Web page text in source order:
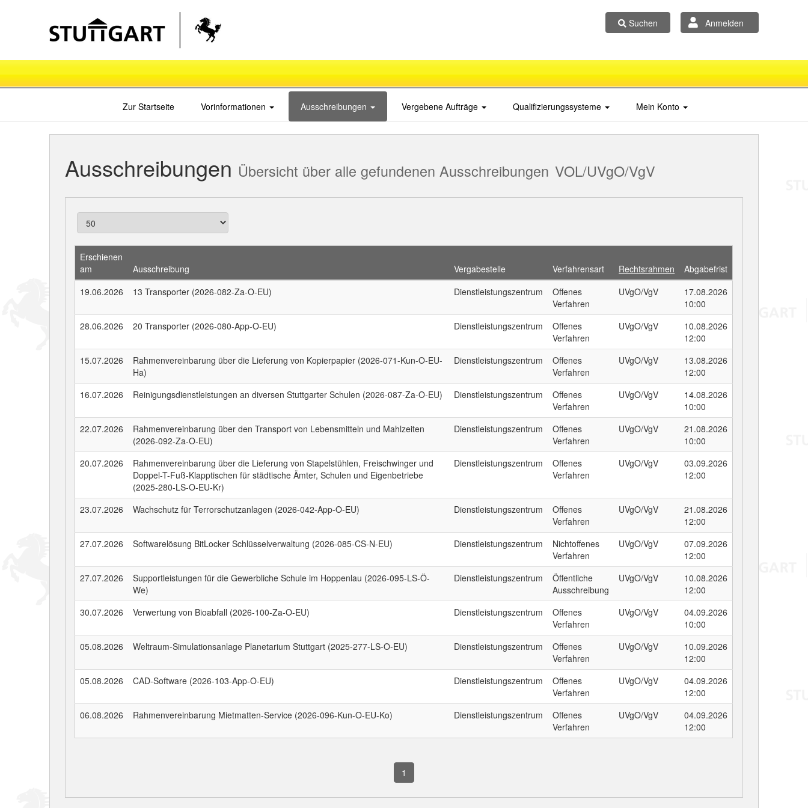
Suchen Anmelden
Zur Startseite Vorinformationen Ausschreibungen Vergebene Aufträge Qualifizierungssysteme Mein Konto
Ausschreibungen Übersicht über alle gefundenen Ausschreibungen VOL/UVgO/VgV
Erschienen
am
Ausschreibung Vergabestelle Verfahrensart Rechtsrahmen
Abgabefrist
19.06.2026
13 Transporter (2026-082-Za-O-EU) Dienstleistungszentrum
Offenes
Verfahren
UVgO/VgV
17.08.2026
10:00
28.06.2026
20 Transporter (2026-080-App-O-EU) Dienstleistungszentrum
Offenes
Verfahren
UVgO/VgV
10.08.2026
12:00
15.07.2026
Rahmenvereinbarung über die Lieferung von Kopierpapier (2026-071-Kun-O-EU-
Ha)
Dienstleistungszentrum
Offenes
Verfahren
UVgO/VgV
13.08.2026
12:00
16.07.2026
Reinigungsdienstleistungen an diversen Stuttgarter Schulen (2026-087-Za-O-EU) Dienstleistungszentrum
Offenes
Verfahren
UVgO/VgV
14.08.2026
10:00
22.07.2026
Rahmenvereinbarung über den Transport von Lebensmitteln und Mahlzeiten
(2026-092-Za-O-EU)
Dienstleistungszentrum
Offenes
Verfahren
UVgO/VgV
21.08.2026
10:00
20.07.2026
Rahmenvereinbarung über die Lieferung von Stapelstühlen, Freischwinger und
Doppel-T-Fuß-Klapptischen für städtische Ämter, Schulen und Eigenbetriebe
(2025-280-LS-O-EU-Kr)
Dienstleistungszentrum
Offenes
Verfahren
UVgO/VgV
03.09.2026
12:00
23.07.2026 Wachschutz für Terrorschutzanlagen (2026-042-App-O-EU) Dienstleistungszentrum
Offenes
Verfahren
UVgO/VgV
21.08.2026
12:00
27.07.2026
Softwarelösung BitLocker Schlüsselverwaltung (2026-085-CS-N-EU) Dienstleistungszentrum
Nichtoffenes
Verfahren
UVgO/VgV
07.09.2026
12:00
27.07.2026
Supportleistungen für die Gewerbliche Schule im Hoppenlau (2026-095-LS-Ö-
We)
Dienstleistungszentrum
Öffentliche
Ausschreibung
UVgO/VgV
10.08.2026
12:00
30.07.2026
Verwertung von Bioabfall (2026-100-Za-O-EU) Dienstleistungszentrum
Offenes
Verfahren
UVgO/VgV
04.09.2026
10:00
05.08.2026
Weltraum-Simulationsanlage Planetarium Stuttgart (2025-277-LS-O-EU) Dienstleistungszentrum
Offenes
Verfahren
UVgO/VgV
10.09.2026
12:00
05.08.2026
CAD-Software (2026-103-App-O-EU) Dienstleistungszentrum
Offenes
Verfahren
UVgO/VgV
04.09.2026
12:00
06.08.2026
Rahmenvereinbarung Mietmatten-Service (2026-096-Kun-O-EU-Ko) Dienstleistungszentrum
Offenes
Verfahren
UVgO/VgV
04.09.2026
12:00
1